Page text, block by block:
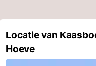
Reisboekenwinkel
Nieuws
Locatie van
Hoeve